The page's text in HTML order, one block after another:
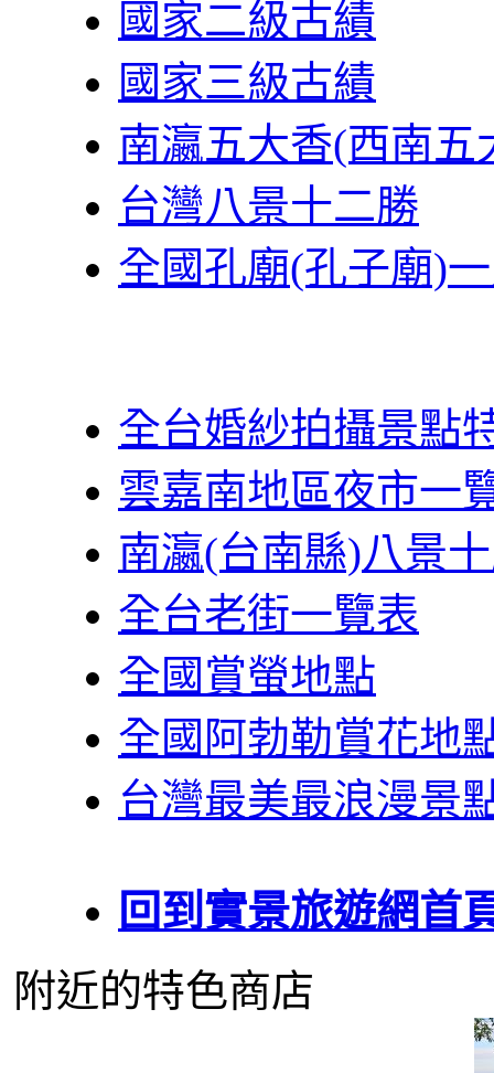
國家二級古績
國家三級古績
南瀛五大香(西南五
台灣八景十二勝
全國孔廟(孔子廟)
全台婚紗拍攝景點
雲嘉南地區夜市一
南瀛(台南縣)八景
全台老街一覽表
全國賞螢地點
全國阿勃勒賞花地
台灣最美最浪漫景
回到實景旅遊網首
附近的特色商店